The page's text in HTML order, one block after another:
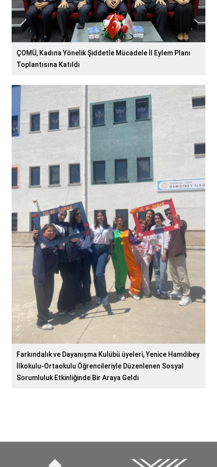
ÇOMÜ, Kadına Yönelik Şiddetle Mücadele İl Eylem Planı
Toplantısına Katıldı
Farkındalık ve Dayanışma Kulübü üyeleri, Yenice Hamdibey
İlkokulu-Ortaokulu Öğrencileriyle Düzenlenen Sosyal
Sorumluluk Etkinliğinde Bir Araya Geldi